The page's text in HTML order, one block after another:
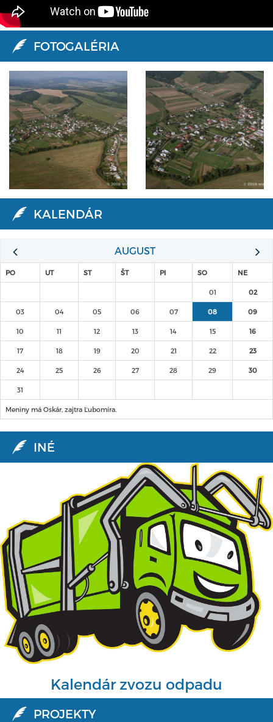
FOTOGALÉRIA
KALENDÁR
AUGUST
PO UT ST ŠT PI SO NE
01 02
03 04 05 06 07 08 09
10 11 12 13 14 15 16
17 18 19 20 21 22 23
24 25 26 27 28 29 30
31
Meniny má Oskár, zajtra Ľubomíra.
INÉ
Kalendár zvozu odpadu
PROJEKTY